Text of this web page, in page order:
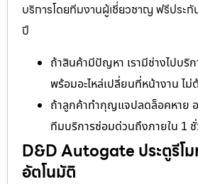
บริการโดยทีมงานผู้เชี่ยวชาญ ฟรีประกั
ปี
ถ้าสินค้ามีปัญหา เรามีช่างไปบริ
พร้อมอะไหล่เปลี่ยนที่หน้างาน ไ
ถ้าลูกค้าทำกุญแจปลดล็อคหาย อ
ทีมบริการซ่อมด่วนถึงภายใน 1 ชั่
D&D Autogate ประตูรีโม
อัตโนมัติ